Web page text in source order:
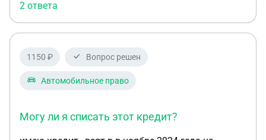
помочь, куда дальше двигаться и что делать,
быть?
2 ответа
1150 ₽ Вопрос решен
Автомобильное право
Могу ли я списать этот кредит?